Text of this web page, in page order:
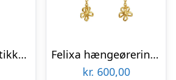
Lola Heart ørestikker – rosie/forgyldt
Felixa hængeøreringe – forgyldt
kr. 600,00